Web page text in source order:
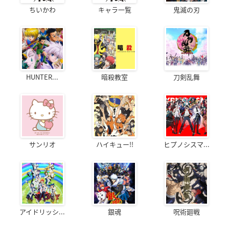
ちいかわ キャラ一覧 鬼滅の刃
HUNTER... 暗殺教室 刀剣乱舞
サンリオ ハイキュー!! ヒプノシスマ...
アイドリッシ... 銀魂 呪術廻戦